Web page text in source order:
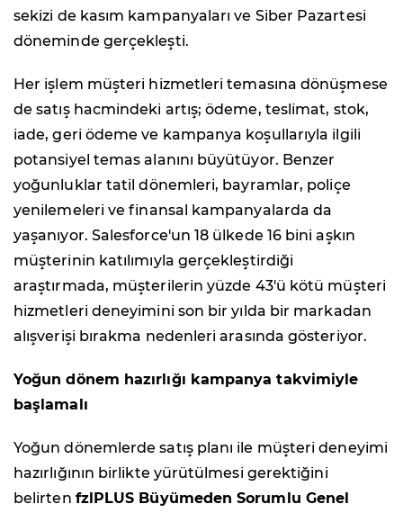
sekizi de kasım kampanyaları ve Siber Pazartesi
döneminde gerçekleşti.
Her işlem müşteri hizmetleri temasına dönüşmese
de satış hacmindeki artış; ödeme, teslimat, stok,
iade, geri ödeme ve kampanya koşullarıyla ilgili
potansiyel temas alanını büyütüyor. Benzer
yoğunluklar tatil dönemleri, bayramlar, poliçe
yenilemeleri ve finansal kampanyalarda da
yaşanıyor. Salesforce'un 18 ülkede 16 bini aşkın
müşterinin katılımıyla gerçekleştirdiği
araştırmada, müşterilerin yüzde 43'ü kötü müşteri
hizmetleri deneyimini son bir yılda bir markadan
alışverişi bırakma nedenleri arasında gösteriyor.
Yoğun dönem hazırlığı kampanya takvimiyle
başlamalı
Yoğun dönemlerde satış planı ile müşteri deneyimi
hazırlığının birlikte yürütülmesi gerektiğini
belirten fzlPLUS Büyümeden Sorumlu Genel